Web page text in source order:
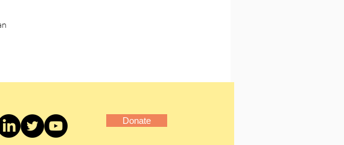
第九屆香港中文文學雙年獎新詩組
貓、迷戀的偶像，並以詩作為盛載
戀愛情懷的容器。
Donate